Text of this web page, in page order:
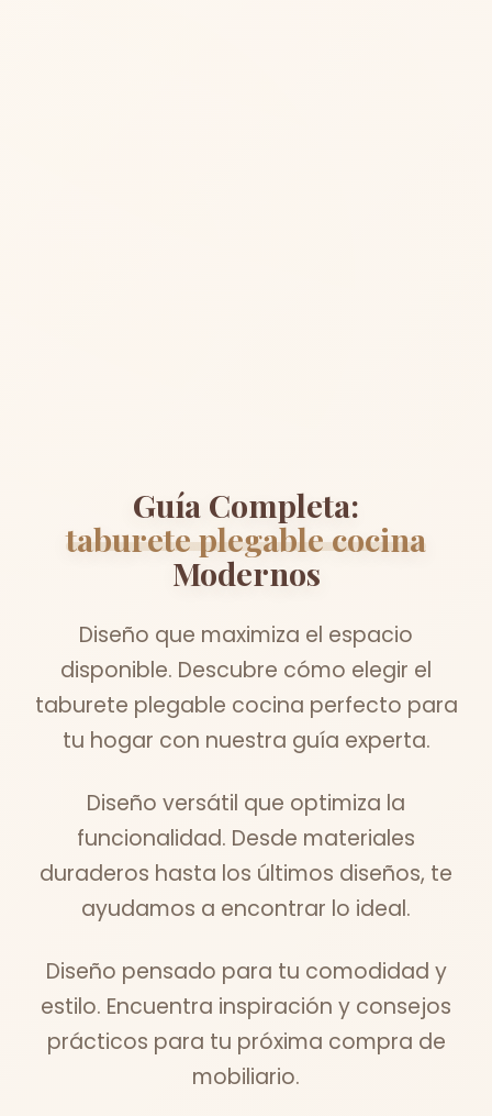
Guía Completa:
taburete plegable cocina
Modernos
Diseño que maximiza el espacio
disponible. Descubre cómo elegir el
taburete plegable cocina perfecto para
tu hogar con nuestra guía experta.
Diseño versátil que optimiza la
funcionalidad. Desde materiales
duraderos hasta los últimos diseños, te
ayudamos a encontrar lo ideal.
Diseño pensado para tu comodidad y
estilo. Encuentra inspiración y consejos
prácticos para tu próxima compra de
mobiliario.